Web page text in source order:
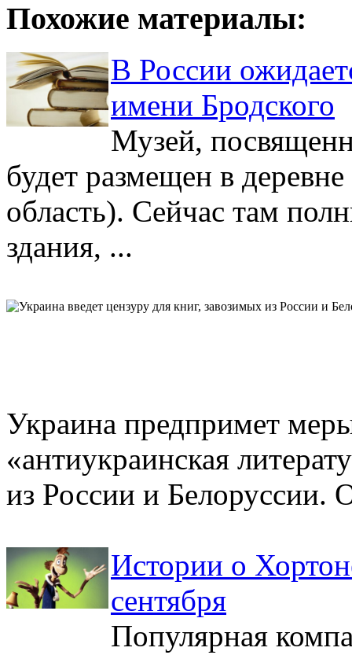
Похожие материалы:
В России
имени Бродского
Музей,
будет размещен в
область). Сейчас там
здания, ...
Украина предпримет
«антиукраинская
из России и Белоруссии.
Истории о
сентября
Популярная